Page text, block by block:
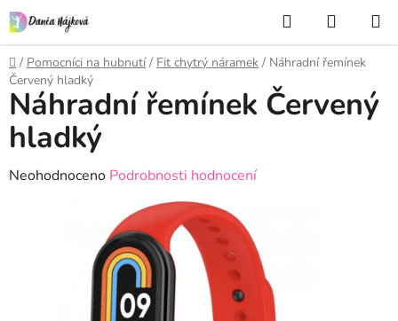
Přejít
na
obsah
Hledat
KOŠÍK
Domů
/ Pomocníci na hubnutí / Fit chytrý náramek / Náhradní řemínek
Červený hladký
Náhradní řemínek Červený
hladký
Průměrné
Neohodnoceno Podrobnosti hodnocení